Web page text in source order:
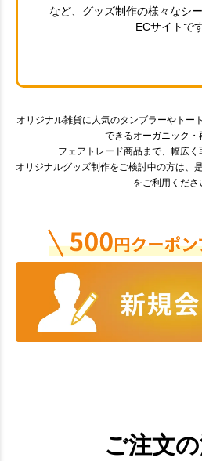
など、グッズ制作の様々なシ
ECサイトです
オリジナル雑貨に人気のタンブラーやトー
できるオーガニック・
フェアトレード商品まで、幅広く
オリジナルグッズ制作をご検討中の方は、
をご利用くださ
ご注文